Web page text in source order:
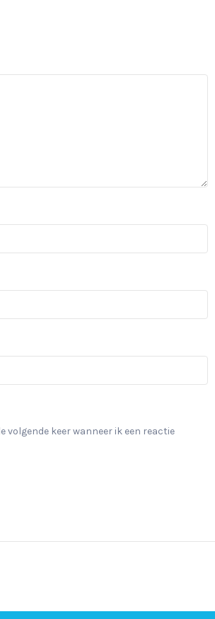
volgende keer wanneer ik een reactie